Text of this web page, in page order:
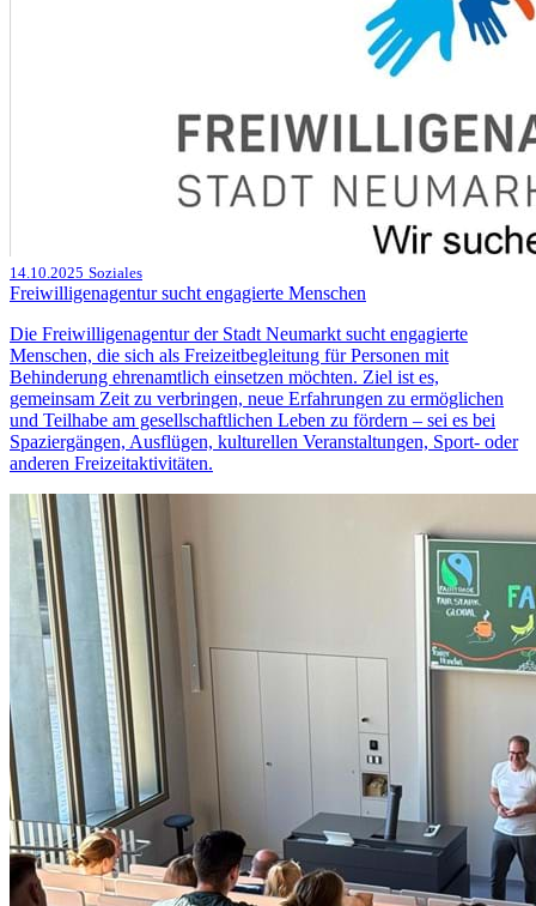
14.10.2025 Soziales
Freiwilligenagentur sucht engagierte Menschen
Die Freiwilligenagentur der Stadt Neumarkt sucht engagierte
Menschen, die sich als Freizeitbegleitung für Personen mit
Behinderung ehrenamtlich einsetzen möchten. Ziel ist es,
gemeinsam Zeit zu verbringen, neue Erfahrungen zu ermöglichen
und Teilhabe am gesellschaftlichen Leben zu fördern – sei es bei
Spaziergängen, Ausflügen, kulturellen Veranstaltungen, Sport- oder
anderen Freizeitaktivitäten.